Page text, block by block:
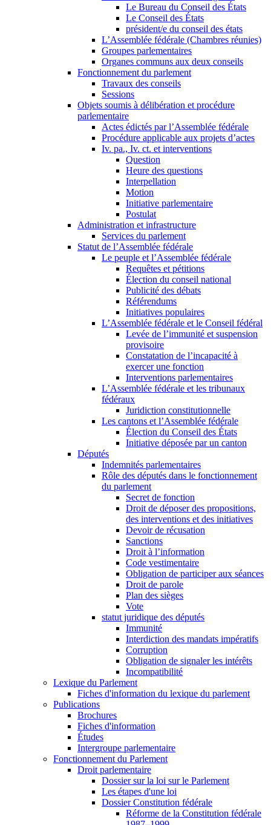
Le Bureau du Conseil des États
Le Conseil des États
président/e du conseil des états
L’Assemblée fédérale (Chambres réunies)
Groupes parlementaires
Organes communs aux deux conseils
Fonctionnement du parlement
Travaux des conseils
Sessions
Objets soumis à délibération et procédure
parlementaire
Actes édictés par l’Assemblée fédérale
Procédure applicable aux projets d’actes
Iv. pa., Iv. ct. et interventions
Question
Heure des questions
Interpellation
Motion
Initiative parlementaire
Postulat
Administration et infrastructure
Services du parlement
Statut de l’Assemblée fédérale
Le peuple et l’Assemblée fédérale
Requêtes et pétitions
Élection du conseil national
Publicité des débats
Référendums
Initiatives populaires
L’Assemblée fédérale et le Conseil fédéral
Levée de l’immunité et suspension
provisoire
Constatation de l’incapacité à
exercer une fonction
Interventions parlementaires
L’Assemblée fédérale et les tribunaux
fédéraux
Juridiction constitutionnelle
Les cantons et l’Assemblée fédérale
Élection du Conseil des États
Initiative déposée par un canton
Députés
Indemnités parlementaires
Rôle des députés dans le fonctionnement
du parlement
Secret de fonction
Droit de déposer des propositions,
des interventions et des initiatives
Devoir de récusation
Sanctions
Droit à l’information
Code vestimentaire
Obligation de participer aux séances
Droit de parole
Plan des sièges
Vote
statut juridique des députés
Immunité
Interdiction des mandats impératifs
Corruption
Obligation de signaler les intérêts
Incompatibilité
Lexique du Parlement
Fiches d'information du lexique du parlement
Publications
Brochures
Fiches d'information
Études
Intergroupe parlementaire
Fonctionnement du Parlement
Droit parlementaire
Dossier sur la loi sur le Parlement
Les étapes d'une loi
Dossier Constitution fédérale
Réforme de la Constitution fédérale